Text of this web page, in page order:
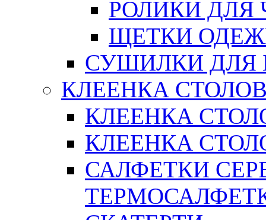
РОЛИКИ ДЛЯ
ЩЕТКИ
СУШИЛКИ ДЛЯ
КЛЕЕНКА
КЛЕЕНКА
КЛЕЕНКА
САЛФЕТКИ